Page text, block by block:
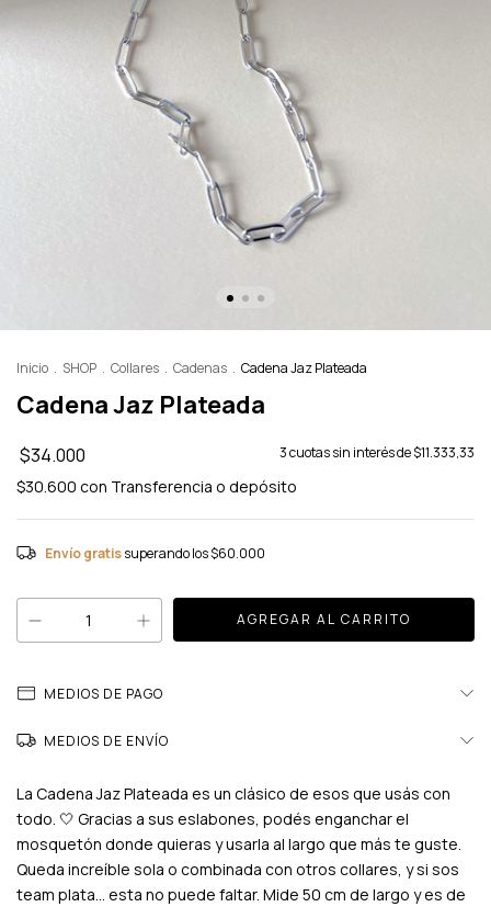
Inicio . SHOP . Collares . Cadenas . Cadena Jaz Plateada
Cadena Jaz Plateada
$34.000 3cuotas sin interés de$11.333,33
$30.600 con Transferencia o depósito
Envío gratis superando los$60.000
MEDIOS DE PAGO
MEDIOS DE ENVÍO
La Cadena Jaz Plateada es un clásico de esos que usás con
todo. 🤍 Gracias a sus eslabones, podés enganchar el
mosquetón donde quieras y usarla al largo que más te guste.
Queda increíble sola o combinada con otros collares, y si sos
team plata... esta no puede faltar. Mide 50 cm de largo y es de